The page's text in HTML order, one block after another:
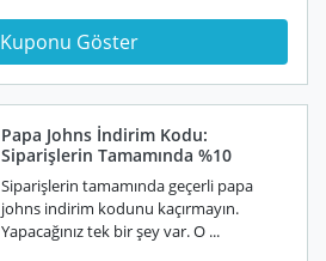
Kuponu Göster
Papa Johns İndirim Kodu:
Siparişlerin Tamamında %10
Siparişlerin tamamında geçerli papa
johns indirim kodunu kaçırmayın.
Yapacağınız tek bir şey var. O ...